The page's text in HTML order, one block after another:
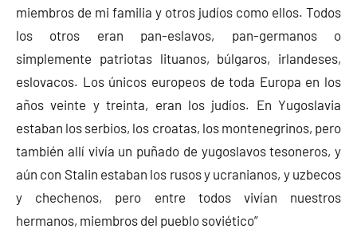
miembros de mi familia y otros judíos como ellos. Todos
los otros eran pan-eslavos, pan-germanos o
simplemente patriotas lituanos, búlgaros, irlandeses,
eslovacos. Los únicos europeos de toda Europa en los
años veinte y treinta, eran los judíos. En Yugoslavia
estaban los serbios, los croatas, los montenegrinos, pero
también allí vivía un puñado de yugoslavos tesoneros, y
aún con Stalin estaban los rusos y ucranianos, y uzbecos
y chechenos, pero entre todos vivían nuestros
hermanos, miembros del pueblo soviético”